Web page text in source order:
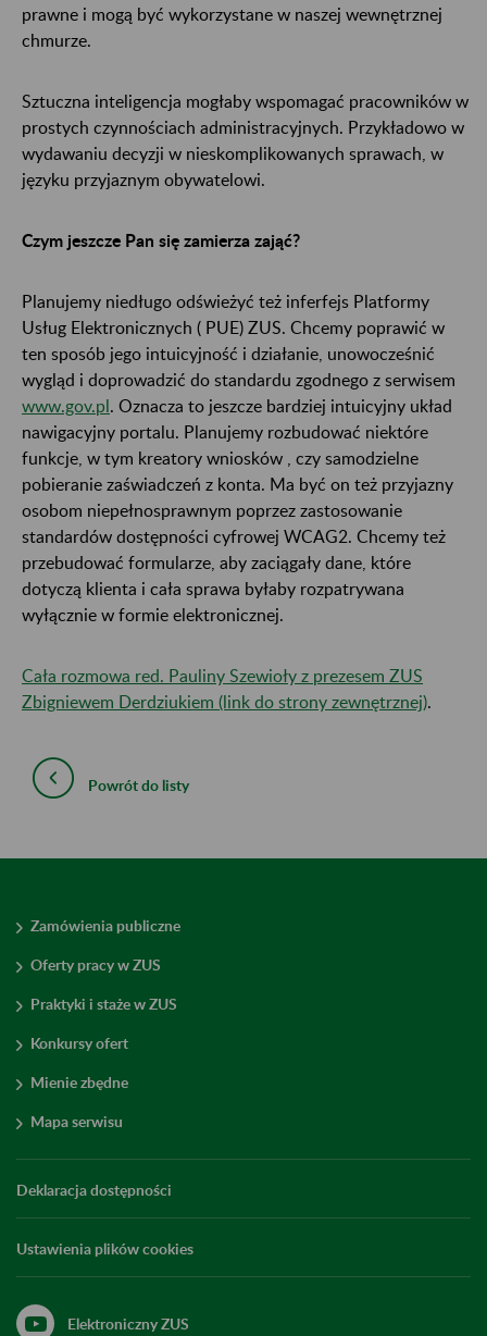
prawne i mogą być wykorzystane w naszej wewnętrznej
chmurze.
Sztuczna inteligencja mogłaby wspomagać pracowników w
prostych czynnościach administracyjnych. Przykładowo w
wydawaniu decyzji w nieskomplikowanych sprawach, w
języku przyjaznym obywatelowi.
Czym jeszcze Pan się zamierza zająć?
Planujemy niedługo odświeżyć też inferfejs Platformy
Usług Elektronicznych ( PUE) ZUS. Chcemy poprawić w
ten sposób jego intuicyjność i działanie, unowocześnić
wygląd i doprowadzić do standardu zgodnego z serwisem
www.gov.pl. Oznacza to jeszcze bardziej intuicyjny układ
nawigacyjny portalu. Planujemy rozbudować niektóre
funkcje, w tym kreatory wniosków , czy samodzielne
pobieranie zaświadczeń z konta. Ma być on też przyjazny
osobom niepełnosprawnym poprzez zastosowanie
standardów dostępności cyfrowej WCAG2. Chcemy też
przebudować formularze, aby zaciągały dane, które
dotyczą klienta i cała sprawa byłaby rozpatrywana
wyłącznie w formie elektronicznej.
Cała rozmowa red. Pauliny Szewioły z prezesem ZUS
Zbigniewem Derdziukiem (link do strony zewnętrznej).
Powrót do listy
Zamówienia publiczne
Oferty pracy w ZUS
Praktyki i staże w ZUS
Konkursy ofert
Mienie zbędne
Mapa serwisu
Deklaracja dostępności
Ustawienia plików cookies
Elektroniczny ZUS